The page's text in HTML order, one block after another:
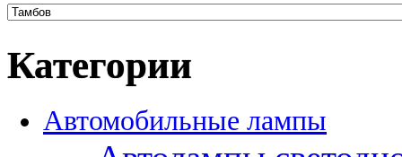
Категории
Автомобильные лампы